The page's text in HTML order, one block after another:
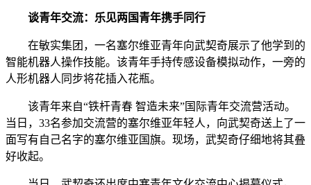
谈青年交流：乐见两国青年携手同行
在敏实集团，一名塞尔维亚青年向武契奇展示了他学到的
智能机器人操作技能。该青年手持传感设备模拟动作，一旁的
人形机器人同步将花插入花瓶。
该青年来自“铁杆青春 智造未来”国际青年交流营活动。
当日，33名参加交流营的塞尔维亚年轻人，向武契奇送上了一
面写有自己名字的塞尔维亚国旗。现场，武契奇仔细地将其叠
好收起。